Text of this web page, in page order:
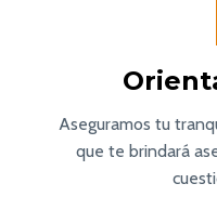
Aseguramos tu
que te brindará